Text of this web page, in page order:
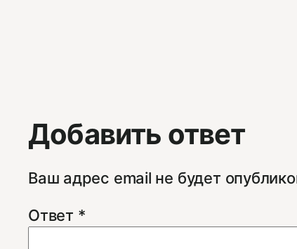
Добавить ответ
Ваш адрес email не будет
Ответ *